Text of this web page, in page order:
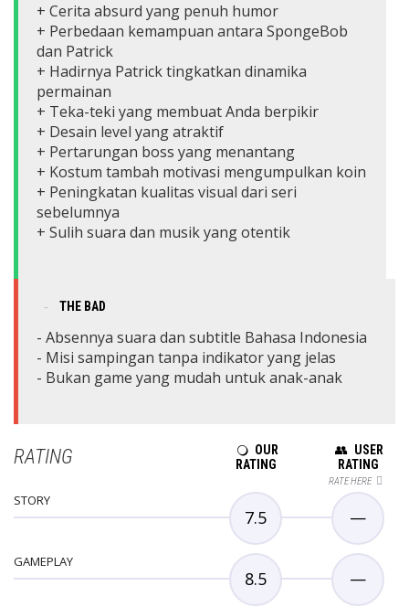
+ Cerita absurd yang penuh humor
+ Perbedaan kemampuan antara SpongeBob
dan Patrick
+ Hadirnya Patrick tingkatkan dinamika
permainan
+ Teka-teki yang membuat Anda berpikir
+ Desain level yang atraktif
+ Pertarungan boss yang menantang
+ Kostum tambah motivasi mengumpulkan koin
+ Peningkatan kualitas visual dari seri
sebelumnya
+ Sulih suara dan musik yang otentik
THE BAD
- Absennya suara dan subtitle Bahasa Indonesia
- Misi sampingan tanpa indikator yang jelas
- Bukan game yang mudah untuk anak-anak
RATING
OUR
RATING
USER
RATING
RATE HERE
STORY
7.5 —
GAMEPLAY
8.5 —